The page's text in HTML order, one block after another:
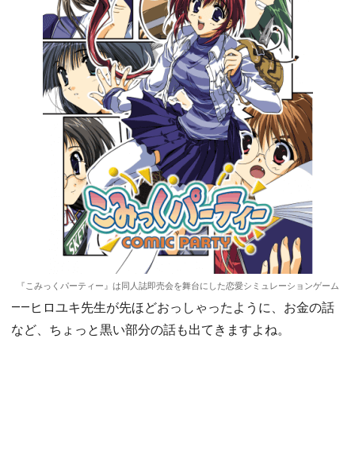
『こみっくパーティー』は同人誌即売会を舞台にした恋愛シミュレーションゲーム
――ヒロユキ先生が先ほどおっしゃったように、お金の話
など、ちょっと黒い部分の話も出てきますよね。